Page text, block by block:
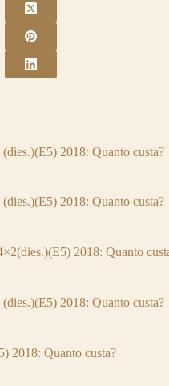
2018: Quanto custa?
2018: Quanto custa?
2018: Quanto
2018: Quanto custa?
2018: Quanto custa?